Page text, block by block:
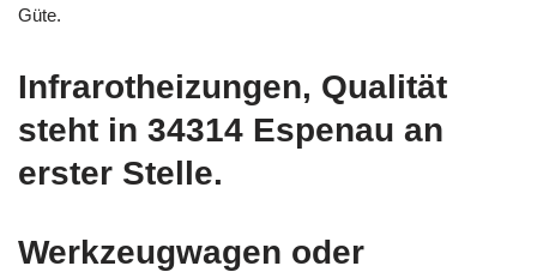
Güte.
Infrarotheizungen, Qualität
steht in 34314 Espenau an
erster Stelle.
Werkzeugwagen oder